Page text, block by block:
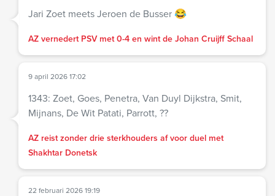
Jari Zoet meets Jeroen de Busser 😂
AZ vernedert PSV met 0-4 en wint de Johan Cruijff Schaal
9 april 2026 17:02
1343: Zoet, Goes, Penetra, Van Duyl Dijkstra, Smit,
Mijnans, De Wit Patati, Parrott, ??
AZ reist zonder drie sterkhouders af voor duel met
Shakhtar Donetsk
22 februari 2026 19:19